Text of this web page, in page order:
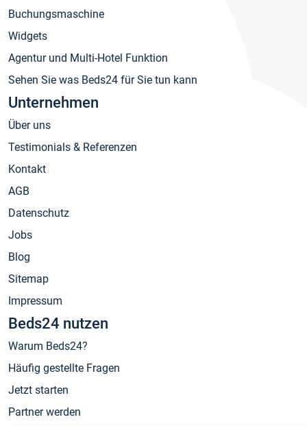
Buchungsmaschine
Widgets
Agentur und Multi-Hotel Funktion
Sehen Sie was Beds24 für Sie tun kann
Unternehmen
Über uns
Testimonials & Referenzen
Kontakt
AGB
Datenschutz
Jobs
Blog
Sitemap
Impressum
Beds24 nutzen
Warum Beds24?
Häufig gestellte Fragen
Jetzt starten
Partner werden